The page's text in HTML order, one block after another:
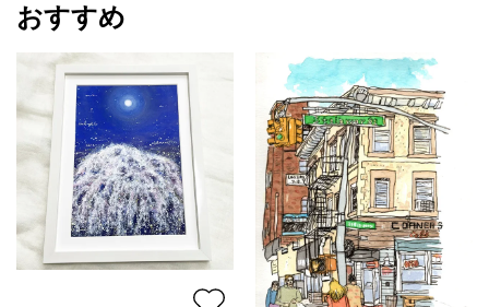
おすすめ